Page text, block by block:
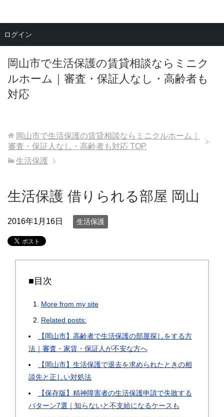
岡山市で生活保護の賃貸相談ならミニク
ルホーム｜審査・保証人なし・高齢者も
対応
メニュー
岡山市で生活保護の賃貸相談ならミニクルホーム｜
審査・保証人なし・高齢者も対応 TOP
生活保護
生活保護 借りられる部屋 岡山
2016年1月16日 生活保護
■目次
More from my site
Related posts:
【岡山市】高齢者で生活保護の部屋探しをする方
法｜審査・家賃・保証人が不安な方へ
【岡山市】生活保護で退去を求められたときの相
談先と正しい対処法
【保存版】精神障害者の生活保護申請で失敗する
パターン7選｜知らないと不支給になるケースも
ログイン